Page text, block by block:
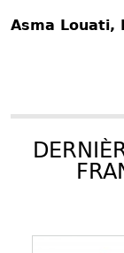
Asma Louati,